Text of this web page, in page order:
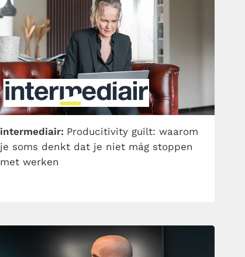
intermediair: Producitivity guilt: waarom
je soms denkt dat je niet mág stoppen
met werken